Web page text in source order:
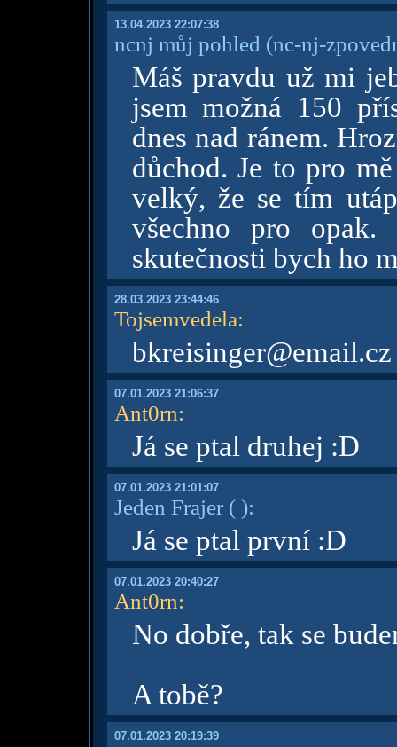
13.04.2023 22:07:38
ncnj můj pohled (nc-nj-
Máš pravdu už mi
jsem možná 150
dnes nad ránem.
důchod. Je to pro
velký, že se tím
všechno pro
skutečnosti bych ho
28.03.2023 23:44:46
Tojsemvedela:
bkreisinger@email.cz
07.01.2023 21:06:37
Ant0rn:
Já se ptal druhej :D
07.01.2023 21:01:07
Jeden Frajer( ):
Já se ptal první :D
07.01.2023 20:40:27
Ant0rn:
No dobře, tak se
A tobě?
07.01.2023 20:19:39